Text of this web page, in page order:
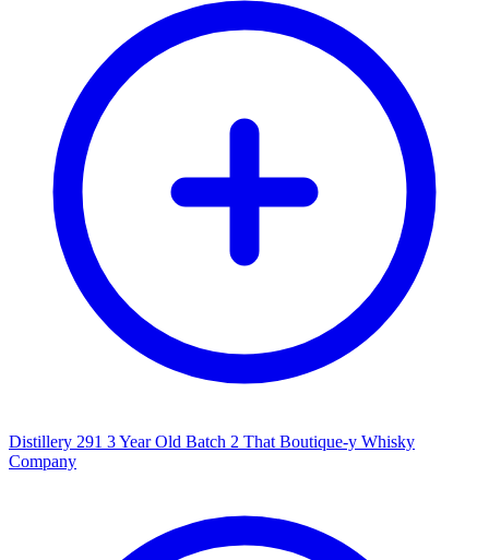
Distillery 291 3 Year Old Batch 2 That Boutique-y Whisky
Company